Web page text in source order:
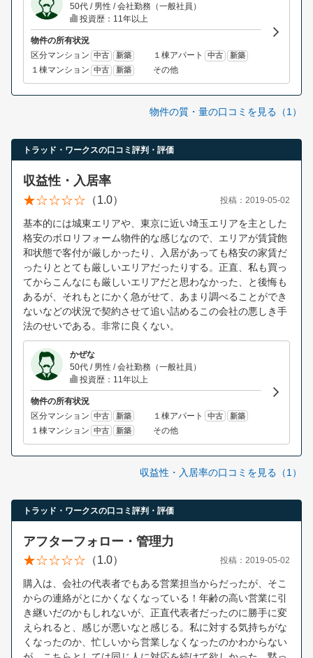
50代 / 男性 / 会社勤務（一般社員）
投資歴：11年以上
物件の所有状況
区分マンション 中古 新築 １棟アパート 中古 新築
１棟マンション 中古 新築 その他
物件の質・量の口コミを見る（1）
トラッド・ワークスの口コミ評判・評価
収益性・入居率
（1.0） 投稿：2019-05-02
基本的には城東エリアや、東京に近い埼玉エリアを主とした
格安のボロリフォーム物件的な感じなので、エリアが賃貸飽
和状態で客付が厳しかったり、入居があっても格安の家賃だ
ったりととても厳しいエリアだったりする。正直、私も買っ
てからこんなにも厳しいエリアだと思わなかった、と後悔も
あるが、それもとにかく急がせて、あまり調べることができ
ないなどの状況で契約させて追い詰めるこの会社の悪しき手
法のせいである。非常に良くない。
かぜな
50代 / 男性 / 会社勤務（一般社員）
投資歴：11年以上
物件の所有状況
区分マンション 中古 新築 １棟アパート 中古 新築
１棟マンション 中古 新築 その他
収益性・入居率の口コミを見る（1）
トラッド・ワークスの口コミ評判・評価
アフターフォロー・管理力
（1.0） 投稿：2019-05-02
購入は、会社の代表者でもある営業担当からだったが、そこ
からの連絡がとにかくなくなっている！年齢の高い営業に引
き継いだのかもしれないが、正直代表者だったのに勝手に変
えられると、感じが悪いなと感じる。私に対する気持ちがな
くなったのか、忙しいから営業しなくなったのかわからない